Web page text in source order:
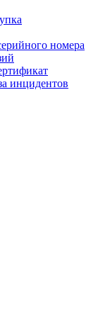
номера
инцидентов